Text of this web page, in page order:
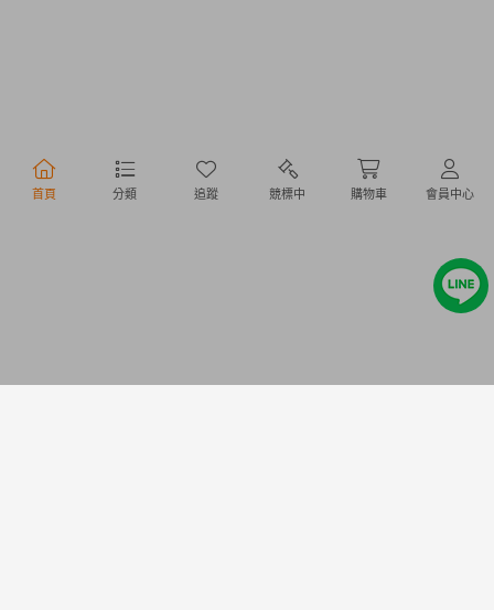
首頁 分類 追蹤 競標中 購物車 會員中心
行動購物